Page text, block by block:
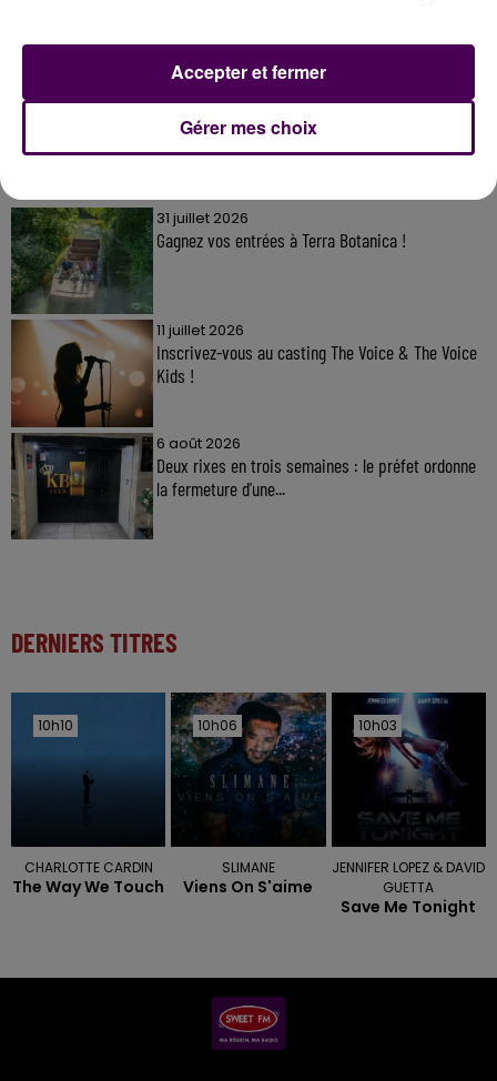
À LA UNE
31 juillet 2026
Gagnez vos entrées à Terra Botanica !
11 juillet 2026
Inscrivez-vous au casting The Voice & The Voice
Kids !
6 août 2026
Deux rixes en trois semaines : le préfet ordonne
la fermeture d'une...
DERNIERS TITRES
10h10
10h10
CHARLOTTE CARDIN
The Way We Touch
10h06
10h06
SLIMANE
Viens On S'aime
10h03
10h03
JENNIFER LOPEZ & DAVID
GUETTA
Save Me Tonight
Gérer mes choix
Accepter et fermer